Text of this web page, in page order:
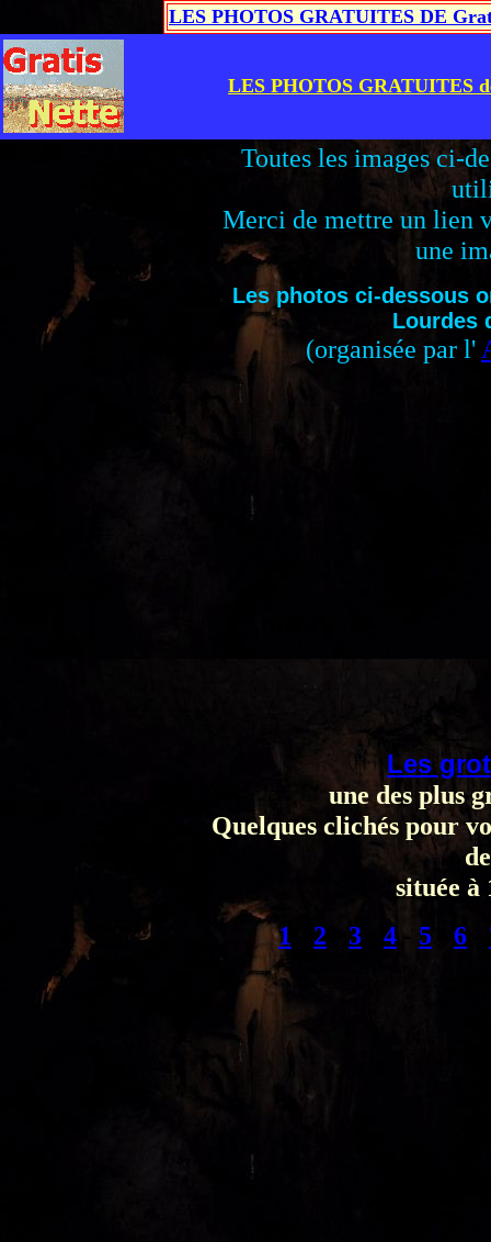
LES PHOTOS GRATUITES DE
LES PHOTOS GRATUITES
Toutes les images ci-
Merci de mettre un lien
une
Les photos ci-dessous
Lourdes
(organisée par l'
Les
une des plus
Quelques clichés pour
située à
1
2 3 4 - 5 6